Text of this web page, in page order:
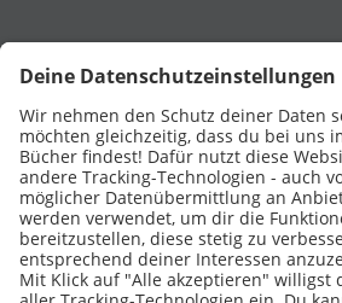
UNTERSTÜTZT VON